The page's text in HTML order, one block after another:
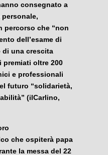
consegnato a
percorso che “non
dell’esame di
di una crescita
premiati oltre 200
e professionali
futuro “solidarietà,
(ilCarlino,
che ospiterà papa
la messa del 22